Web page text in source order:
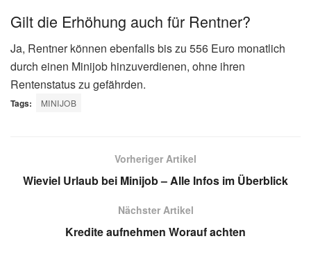
Gilt die Erhöhung auch für Rentner?
Ja, Rentner können ebenfalls bis zu 556 Euro monatlich
durch einen Minijob hinzuverdienen, ohne ihren
Rentenstatus zu gefährden.
Tags: MINIJOB
Vorheriger Artikel
Wieviel Urlaub bei Minijob – Alle Infos im Überblick
Nächster Artikel
Kredite aufnehmen Worauf achten